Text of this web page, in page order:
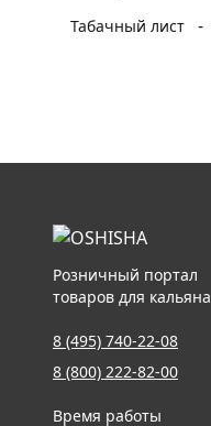
Табачный лист
-
Розничный портал
товаров для кальяна
8 (495) 740-22-08
8 (800) 222-82-00
Время работы